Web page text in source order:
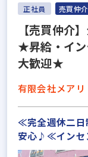
正社員 売買仲介
【売買仲介
★昇給・イ
大歓迎★
有限会社メアリ
≪完全週休二日
安心♪≪インセ